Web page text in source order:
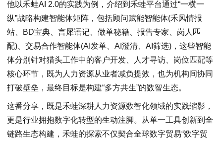
他以禾蛙AI 2.0的实践为例，介绍到禾蛙平台通过“一横一
纵”战略构建智能体矩阵，包括顾问赋能智能体(禾风情报
站、BD宝典、言犀语记、做单秘籍、报告专家、岗人匹
配)、交易合作智能体(AI发单、AI澄清、AI筛选)，这些智能
体分别针对猎头工作中的客户开发、人才寻访、岗位匹配等
核心环节，既为人力资源从业者减负提效，也为机构间协同
打破壁垒，最终目标是构建“多方共生”的数智生态。
这番分享，既是禾蛙深耕人力资源数智化领域的实践缩影，
更是行业拥抱数字化转型的生动注脚。从单一工具创新到全
链路生态构建，禾蛙的探索不仅契合全球数字贸易“数字贸